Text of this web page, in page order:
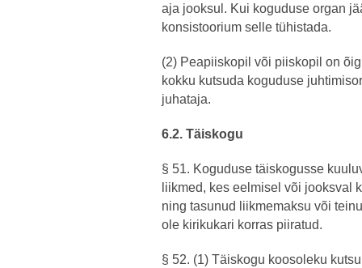
aja jooksul. Kui koguduse organ
konsistoorium selle tühistada.
(2) Peapiiskopil või piiskopil on
kokku kutsuda koguduse
juhataja.
6.2. Täiskogu
§ 51. Koguduse täiskogusse
liikmed, kes eelmisel või jooksval
ning tasunud liikmemaksu või
ole kirikukari korras piiratud.
§ 52. (1) Täiskogu koosoleku